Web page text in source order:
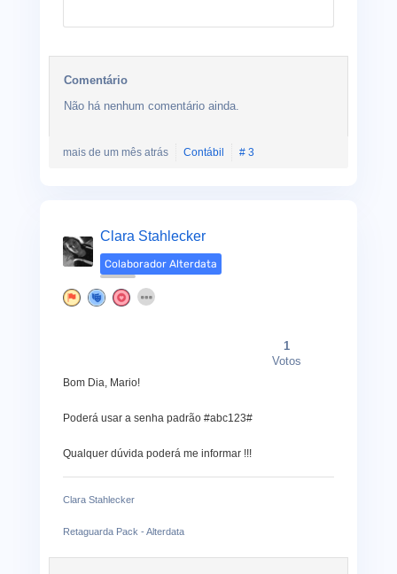
Comentário
Não há nenhum comentário ainda.
mais de um mês atrás Contábil # 3
Clara Stahlecker
Colaborador Alterdata
1
Votos
Bom Dia, Mario!
Poderá usar a senha padrão #abc123#
Qualquer dúvida poderá me informar !!!
Clara Stahlecker
Retaguarda Pack - Alterdata